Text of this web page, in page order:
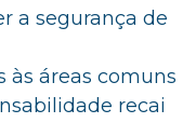
a segurança de
às áreas comuns
recai